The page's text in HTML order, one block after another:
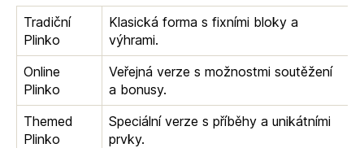
Tradiční
Plinko
Klasická forma s fixními bloky a
výhrami.
Online
Plinko
Veřejná verze s možnostmi soutěžení
a bonusy.
Themed
Plinko
Speciální verze s příběhy a unikátními
prvky.